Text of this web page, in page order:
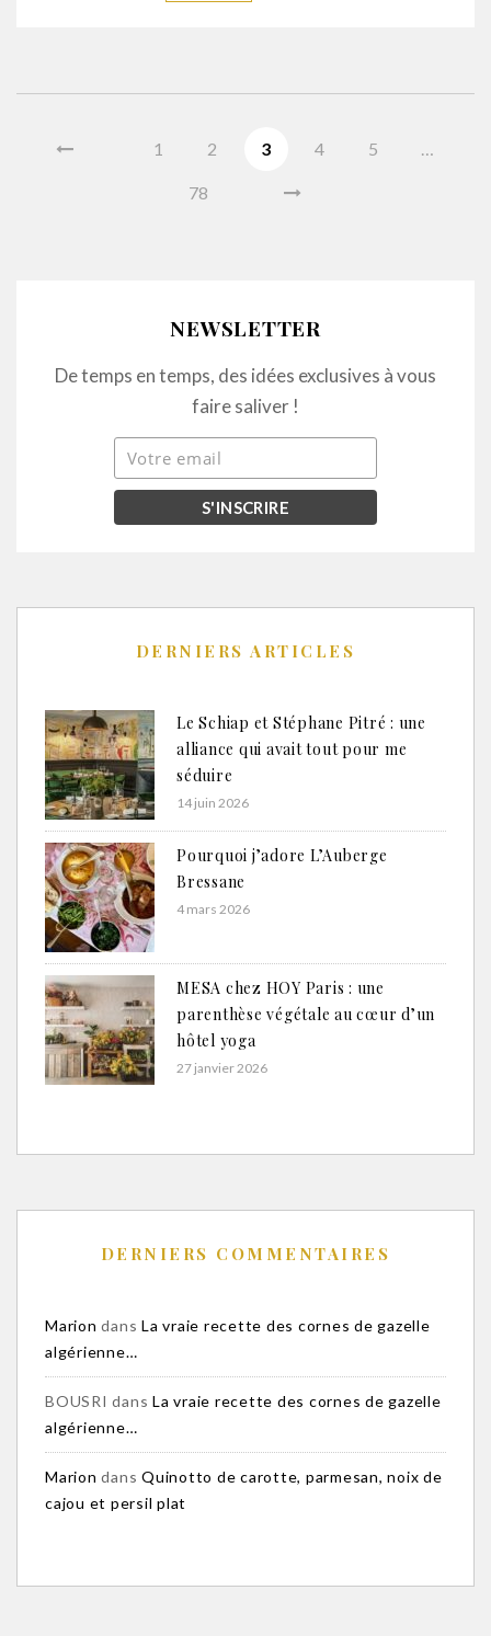
1 2 3 4 5 …
78
NEWSLETTER
De temps en temps, des idées exclusives à vous
faire saliver !
DERNIERS ARTICLES
Le Schiap et Stéphane Pitré : une
alliance qui avait tout pour me
séduire
14 juin 2026
Pourquoi j’adore L’Auberge
Bressane
4 mars 2026
MESA chez HOY Paris : une
parenthèse végétale au cœur d’un
hôtel yoga
27 janvier 2026
DERNIERS COMMENTAIRES
Marion dans La vraie recette des cornes de gazelle
algérienne…
BOUSRI dans La vraie recette des cornes de gazelle
algérienne…
Marion dans Quinotto de carotte, parmesan, noix de
cajou et persil plat